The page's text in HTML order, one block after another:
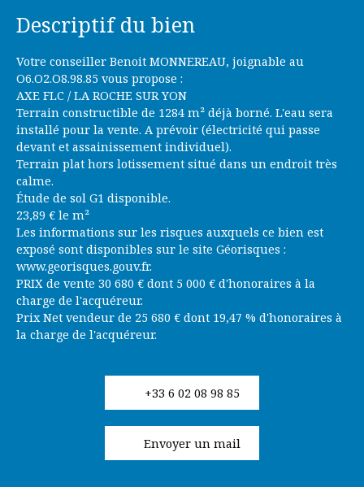
Descriptif du bien
Votre conseiller Benoit MONNEREAU, joignable au
O6.O2.O8.98.85 vous propose :
AXE FLC / LA ROCHE SUR YON
Terrain constructible de 1284 m² déjà borné. L'eau sera
installé pour la vente. A prévoir (électricité qui passe
devant et assainissement individuel).
Terrain plat hors lotissement situé dans un endroit très
calme.
Étude de sol G1 disponible.
23,89 € le m²
Les informations sur les risques auxquels ce bien est
exposé sont disponibles sur le site Géorisques :
www.georisques.gouv.fr.
PRIX de vente 30 680 € dont 5 000 € d'honoraires à la
charge de l'acquéreur.
Prix Net vendeur de 25 680 € dont 19,47 % d'honoraires à
la charge de l'acquéreur.
+33 6 02 08 98 85
Envoyer un mail